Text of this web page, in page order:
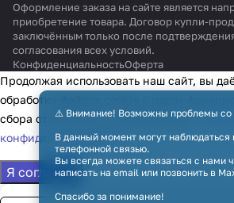
Оформление заказа на сайте является
приобретение товара. Договор купли-
заключённым только после
согласования всех условий.
КонфиденциальностьОферта
⚠️ Внимание! Возможны проблемы со
В данный момент могут наблюдаться
телефонной связью.
Вы всегда можете связаться с нами
написать на email или позвонить в
Спасибо за понимание!
Продолжая использовать наш сайт, вы
обработку файлов cookie в целях
сбора статистики в соответствии с
конфиденциальности
Я согласен